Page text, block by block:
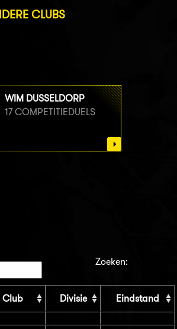
CLUBS
WIM DUSSELDORP
17 COMPETITIEDUELS
Zoeken:
Club Divisie Eindstand